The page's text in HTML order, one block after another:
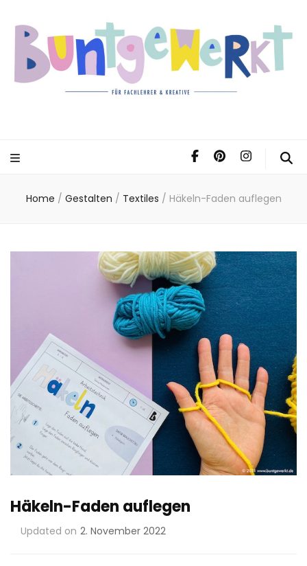
Home / Gestalten / Textiles / Häkeln-Faden auflegen
Häkeln-Faden auflegen
Updated on 2. November 2022